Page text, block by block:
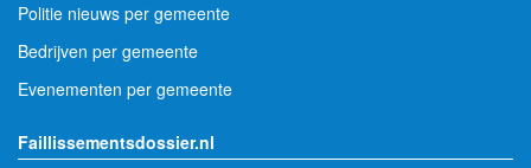
Politie nieuws per gemeente
Bedrijven per gemeente
Evenementen per gemeente
Faillissementsdossier.nl